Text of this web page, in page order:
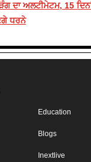
ਦਾ ਅਲਟੀਮੇਟਮ, 15
ਧਰਨੇ
Education
Blogs
Inextlive